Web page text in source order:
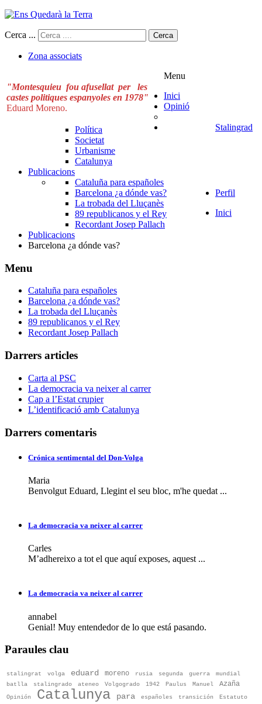
Cerca ... Cerca
Zona associats
"Montesquieu fou afusellat per les
castes politiques espanyoles en 1978"
Eduard Moreno.
Menu
Inici
Opinió
Política
Societat
Urbanisme
Catalunya
Stalingrad
Publicacions
Cataluña para españoles
Barcelona ¿a dónde vas?
La trobada del Lluçanès
89 republicanos y el Rey
Recordant Josep Pallach
Perfil
Inici
Publicacions
Barcelona ¿a dónde vas?
Menu
Cataluña para españoles
Barcelona ¿a dónde vas?
La trobada del Lluçanès
89 republicanos y el Rey
Recordant Josep Pallach
Darrers articles
Carta al PSC
La democracia va neixer al carrer
Cap a l’Estat crupier
L’identificació amb Catalunya
Darrers comentaris
Crónica sentimental del Don-Volga
Maria
Benvolgut Eduard, Llegint el seu bloc, m'he quedat ...
La democracia va neixer al carrer
Carles
M’adhereixo a tot el que aquí exposes, aquest ...
La democracia va neixer al carrer
annabel
Genial! Muy entendedor de lo que está pasando.
Paraules clau
stalingrat volga eduard moreno rusia segunda guerra
mundial
batlla
stalingrado ateneo Volgogrado 1942 Paulus Manuel Azaña
Opinión Catalunya para españoles transición
Estatuto